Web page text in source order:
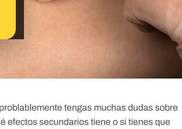
tengas muchas dudas sobre
efectos secundarios tiene o si tienes que